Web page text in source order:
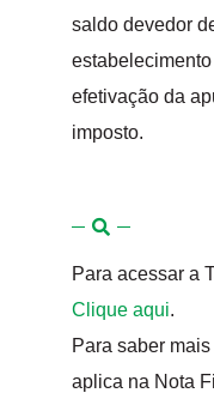
saldo devedor
efetivação da
imposto.
Para acessar a
Clique aqui.
Para saber
aplica na Nota